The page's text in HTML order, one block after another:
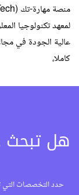
عالية الجودة في
كاملا،
هل تبحث
حدد التخصصات التي